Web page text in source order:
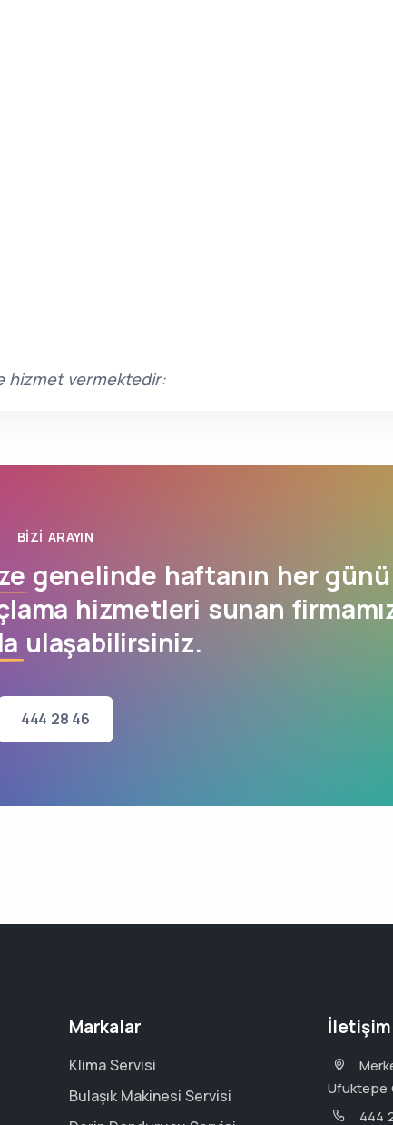
hizmet vermektedir:
BIZI ARAYIN
genelinde haftanın her günü
hizmetleri sunan
ulaşabilirsiniz.
444 28 46
Markalar
Klima Servisi
Bulaşık Makinesi Servisi
Ufuktepe
444